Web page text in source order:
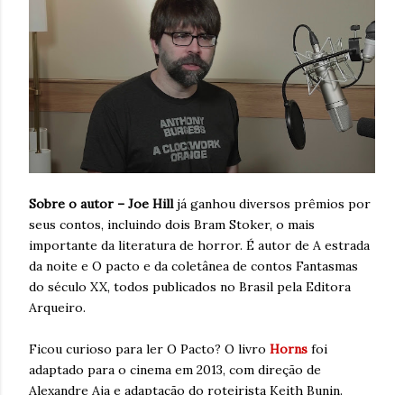
Sobre o autor – Joe Hilljá ganhou diversos prêmios por
seus contos, incluindo dois Bram Stoker, o mais
importante da literatura de horror. É autor de A estrada
da noite e O pacto e da coletânea de contos Fantasmas
do século XX, todos publicados no Brasil pela Editora
Arqueiro.
Ficou curioso para ler O Pacto? O livro Horns foi
adaptado para o cinema em 2013, com direção de
Alexandre Aja e adaptação do roteirista Keith Bunin.